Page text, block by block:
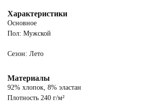
Характеристики
Основное
Пол: Мужской
Сезон: Лето
Материалы
92% хлопок, 8% эластан
Плотность 240 г/м²